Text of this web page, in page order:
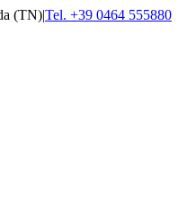
(TN)|Tel. +39 0464 555880